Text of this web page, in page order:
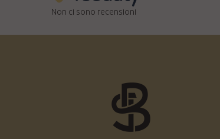
Non ci sono recensioni